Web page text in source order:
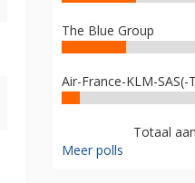
The Blue Group
Air-France-KLM-SAS(-
Totaal
Meer polls